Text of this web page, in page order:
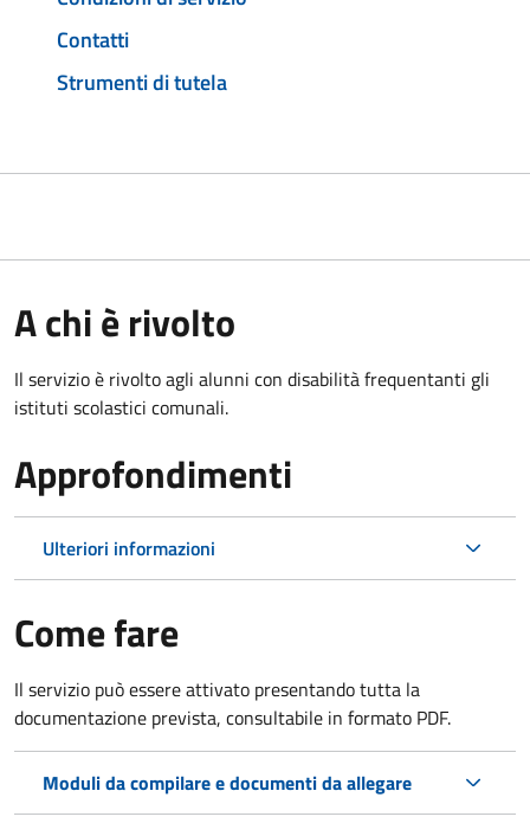
Contatti
Strumenti di tutela
A chi è rivolto
Il servizio è rivolto agli alunni con disabilità frequentanti gli
istituti scolastici comunali.
Approfondimenti
Ulteriori informazioni
Come fare
Il servizio può essere attivato presentando tutta la
documentazione prevista, consultabile in formato PDF.
Moduli da compilare e documenti da allegare